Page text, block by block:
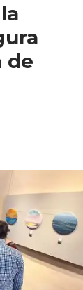
de